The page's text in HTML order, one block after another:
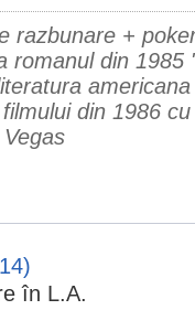
razbunare +
romanul din 1985
americana
din 1986
în L.A.